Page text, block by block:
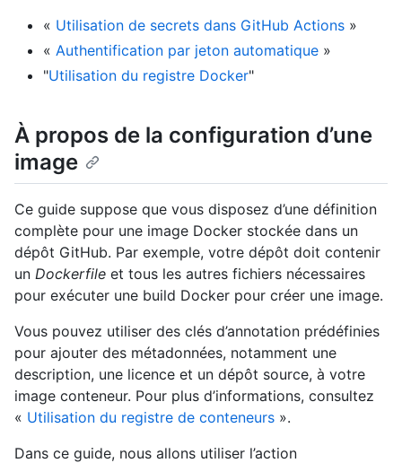
« Utilisation de secrets dans GitHub Actions »
« Authentification par jeton automatique »
"Utilisation du registre Docker"
À propos de la configuration d’une
image
Ce guide suppose que vous disposez d’une définition
complète pour une image Docker stockée dans un
dépôt GitHub. Par exemple, votre dépôt doit contenir
un Dockerfile et tous les autres fichiers nécessaires
pour exécuter une build Docker pour créer une image.
Vous pouvez utiliser des clés d’annotation prédéfinies
pour ajouter des métadonnées, notamment une
description, une licence et un dépôt source, à votre
image conteneur. Pour plus d’informations, consultez
« Utilisation du registre de conteneurs ».
Dans ce guide, nous allons utiliser l’action